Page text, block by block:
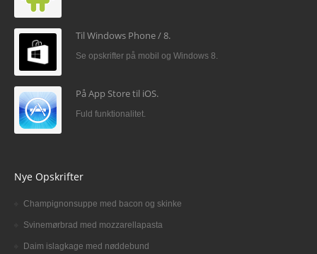
Til Windows Phone / 8.
Se opskrifter på mobil og Windows 8.
På App Store til iOS.
Fuld funktionalitet.
Nye Opskrifter
Champignonsuppe med bacon og skinke
Svinemørbrad med mozzarellapasta
Daim islagkage med nøddebund